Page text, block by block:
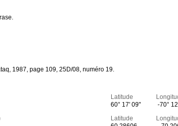
1987, page 109, 25D/08, numéro 19.
Latitude Longitude
60° 17' 09"
-70°
Latitude Longitude